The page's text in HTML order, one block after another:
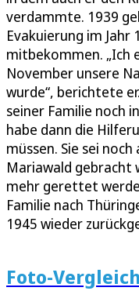
verdammte. 1939
Evakuierung im Jahr
mitbekommen. „Ich
November unsere
wurde“, berichtete
seiner Familie noch
habe dann die
müssen. Sie sei
Mariawald gebracht
mehr gerettet
Familie nach
1945 wieder
Foto-Vergleich